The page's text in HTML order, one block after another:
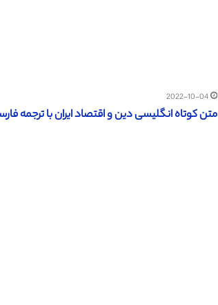
2022-10-04
متن کوتاه انگلیسی دین و اقتصاد ایران با ترجمه